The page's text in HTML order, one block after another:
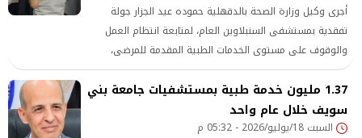
أجرى وكيل وزارة الصحة بالدقهلية حموده عيد الجزار جولة
تفقدية بمستشفى السنبلاوين العام، لمتابعة انتظام العمل
والوقوف على مستوى الخدمات الطبية المقدمة للمرضى،
وذلك ضمن خطة مديرية الصحة للمرور الدوري على
المستشفيات ومتابعة تنفيذ أعمال التطوير الجارية
1.37 مليون خدمة طبية بمستشفيات جامعة بني
سويف خلال عام واحد
السبت 18/يوليو/2026 - 05:32 م